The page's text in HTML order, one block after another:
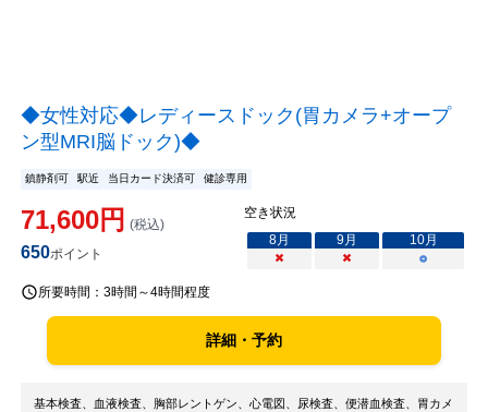
◆女性対応◆レディースドック(胃カメラ+オープ
ン型MRI脳ドック)◆
鎮静剤可 駅近 当日カード決済可 健診専用
71,600円 (税込)
650ポイント
空き状況
8月 9月 10月
×
× ○
所要時間： 3時間～4時間程度
詳細・予約
基本検査、血液検査、胸部レントゲン、心電図、尿検査、便潜血検査、胃カメ